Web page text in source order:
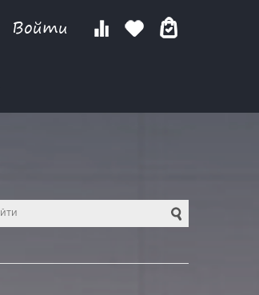
Войти